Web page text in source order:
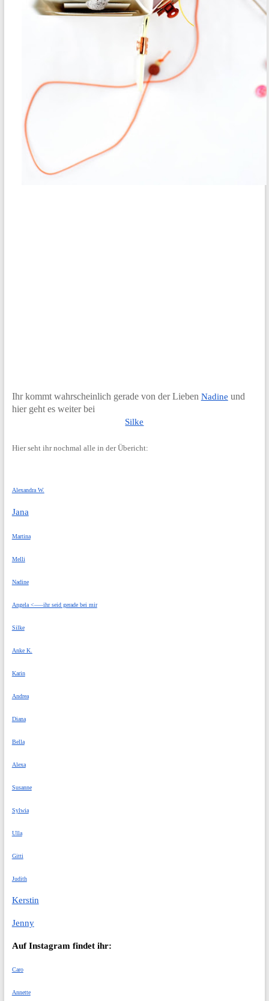
Ihr kommt wahrscheinlich gerade von der Lieben Nadine und
hier geht es weiter bei
Silke
Hier seht ihr nochmal alle in der Übericht:
Alexandra W.
Jana
Martina
Melli
Nadine
Angela <—–ihr seid gerade bei mir
Silke
Anke K.
Karin
Andrea
Diana
Bella
Alexa
Susanne
Sylwia
Ulla
Gitti
Judith
Kerstin
Jenny
Auf Instagram findet ihr:
Caro
Annette